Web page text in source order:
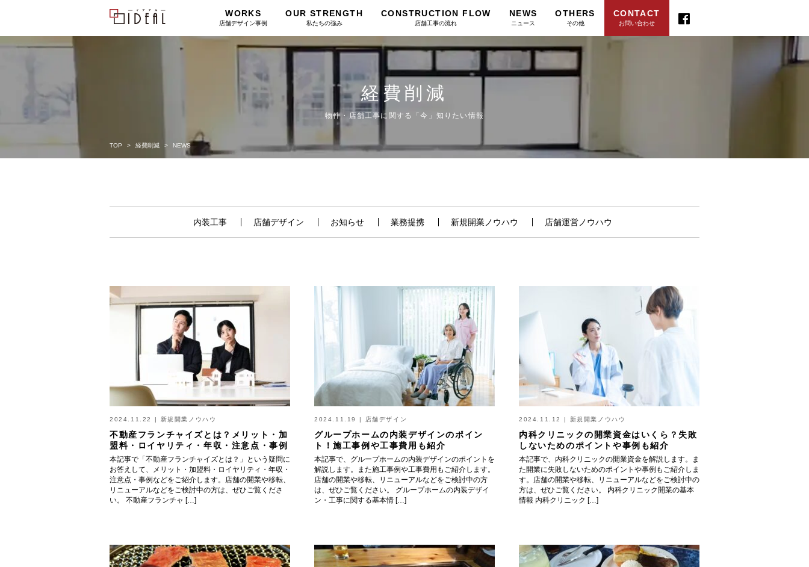
WORKS
店舗デザイン事例
OUR STRENGTH
私たちの強み
CONSTRUCTION FLOW
店舗工事の流れ
NEWS
ニュース
OTHERS
その他
CONTACT
お問い合わせ
経費削減
物件・店舗工事に関する「今」知りたい情報
TOP 経費削減 NEWS
内装工事 店舗デザイン お知らせ 業務提携 新規開業ノウハウ 店舗運営ノウハウ
2024.11.22 | 新規開業ノウハウ
不動産フランチャイズとは？メリット・加
盟料・ロイヤリティ・年収・注意点・事例
本記事で「不動産フランチャイズとは？」という疑問に
お答えして、メリット・加盟料・ロイヤリティ・年収・
注意点・事例などをご紹介します。店舗の開業や移転、
リニューアルなどをご検討中の方は、ぜひご覧くださ
い。 不動産フランチャ […]
2024.11.19 | 店舗デザイン
グループホームの内装デザインのポイン
ト！施工事例や工事費用も紹介
本記事で、グループホームの内装デザインのポイントを
解説します。また施工事例や工事費用もご紹介します。
店舗の開業や移転、リニューアルなどをご検討中の方
は、ぜひご覧ください。 グループホームの内装デザイ
ン・工事に関する基本情 […]
2024.11.12 | 新規開業ノウハウ
内科クリニックの開業資金はいくら？失敗
しないためのポイントや事例も紹介
本記事で、内科クリニックの開業資金を解説します。ま
た開業に失敗しないためのポイントや事例もご紹介しま
す。店舗の開業や移転、リニューアルなどをご検討中の
方は、ぜひご覧ください。 内科クリニック開業の基本
情報 内科クリニック […]